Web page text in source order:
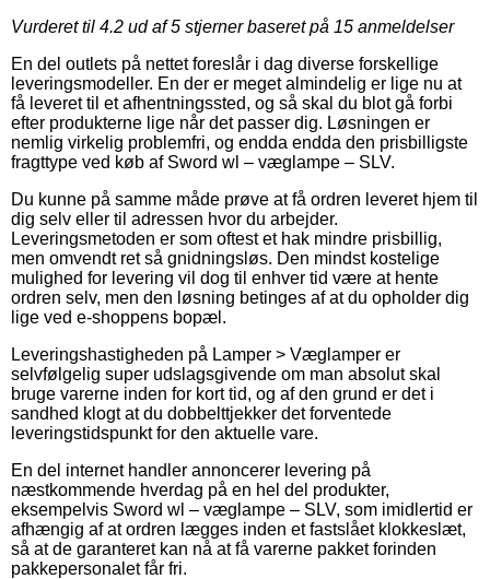
Vurderet til 4.2 ud af 5 stjerner baseret på 15 anmeldelser
En del outlets på nettet foreslår i dag diverse forskellige
leveringsmodeller. En der er meget almindelig er lige nu at
få leveret til et afhentningssted, og så skal du blot gå forbi
efter produkterne lige når det passer dig. Løsningen er
nemlig virkelig problemfri, og endda endda den prisbilligste
fragttype ved køb af Sword wl – væglampe – SLV.
Du kunne på samme måde prøve at få ordren leveret hjem til
dig selv eller til adressen hvor du arbejder.
Leveringsmetoden er som oftest et hak mindre prisbillig,
men omvendt ret så gnidningsløs. Den mindst kostelige
mulighed for levering vil dog til enhver tid være at hente
ordren selv, men den løsning betinges af at du opholder dig
lige ved e-shoppens bopæl.
Leveringshastigheden på Lamper > Væglamper er
selvfølgelig super udslagsgivende om man absolut skal
bruge varerne inden for kort tid, og af den grund er det i
sandhed klogt at du dobbelttjekker det forventede
leveringstidspunkt for den aktuelle vare.
En del internet handler annoncerer levering på
næstkommende hverdag på en hel del produkter,
eksempelvis Sword wl – væglampe – SLV, som imidlertid er
afhængig af at ordren lægges inden et fastslået klokkeslæt,
så at de garanteret kan nå at få varerne pakket forinden
pakkepersonalet får fri.